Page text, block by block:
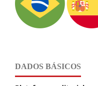
DADOS BÁSICOS